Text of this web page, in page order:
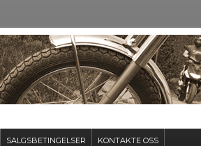
SALGSBETINGELSER KONTAKTE OSS